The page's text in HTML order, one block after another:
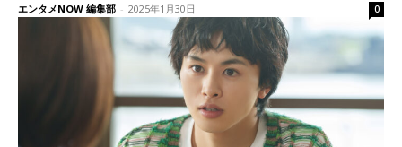
エンタメNOW 編集部 - 2025年1月30日 0